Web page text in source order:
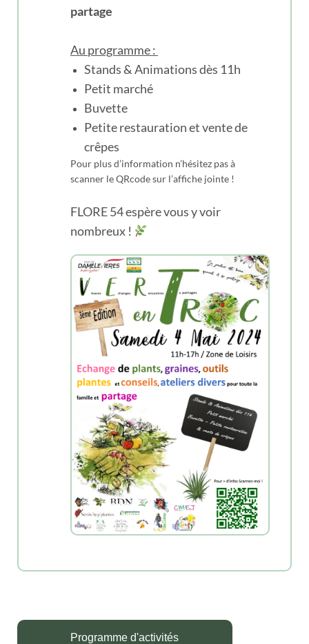
partage
Au programme :
Stands & Animations dès 11h
Petit marché
Buvette
Petite restauration et vente de
crêpes
Pour plus d’information n’hésitez pas à
scanner le QRcode sur l’affiche jointe !
FLORE 54 espère vous y voir
nombreux !
Programme d'activités